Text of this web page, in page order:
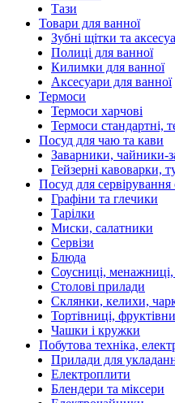
Тази
Товари для ванної
Зубні щітки та
Полиці для ванної
Килимки для ванної
Аксесуари для ванної
Термоси
Термоси харчові
Термоси стандартні,
Посуд для чаю та кави
Заварники, чайники-
Гейзерні кавоварки,
Посуд для сервірування
Графіни та глечики
Тарілки
Миски, салатники
Сервізи
Блюда
Соусниці,
Столові прилади
Склянки, келихи,
Тортівниці,
Чашки і кружки
Побутова техніка,
Прилади для
Електроплити
Блендери та міксери